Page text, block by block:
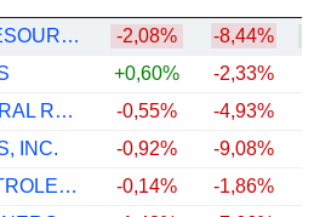
STRATHCONA RESOURCES LTD. -2,08% -8,44%
+0,60% -2,33%
CANADIAN NATURAL RESOURCES LIMITED
-0,55% -4,93%
INC.
-0,92% -9,08%
OCCIDENTAL PETROLEUM CORPORATION
-0,14% -1,86%